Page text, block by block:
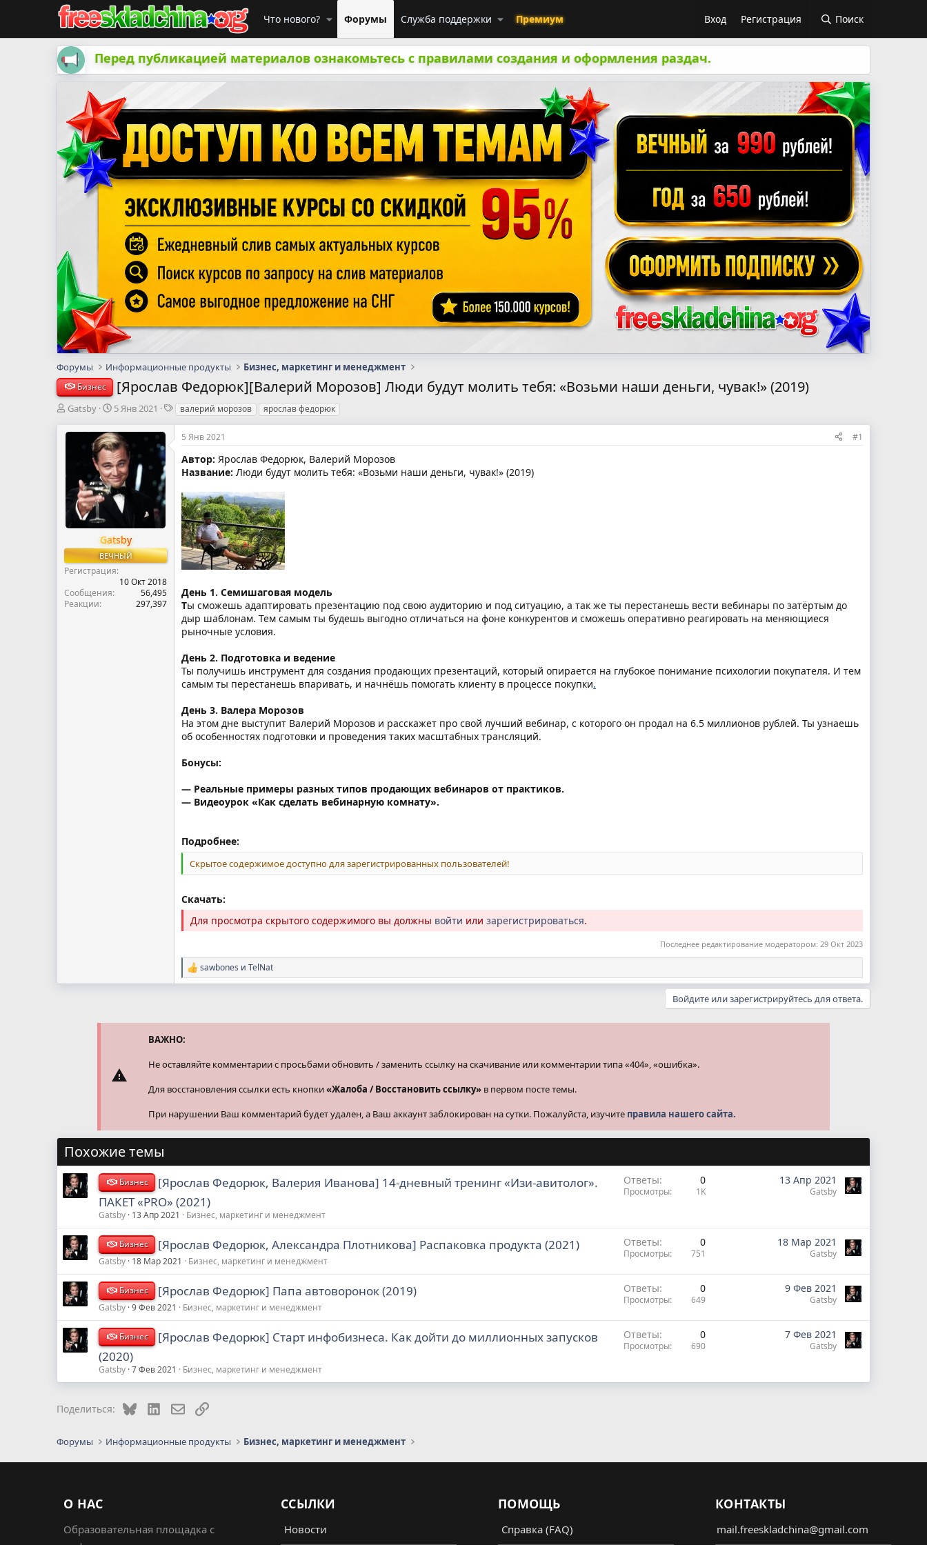
Что нового? Форумы Служба поддержки Премиум Вход Регистрация Поиск
Перед публикацией материалов ознакомьтесь с правилами создания и оформления раздач.
Форумы Информационные продукты Бизнес, маркетинг и менеджмент
Бизнес [Ярослав Федорюк][Валерий Морозов] Люди будут молить тебя: «Возьми наши деньги, чувак!» (2019)
А
т
м
Gatsby
Д
т
а
н
а
ч
а
л
5 Янв 2021
Твалерий морозов ярослав федорюк
Gatsby
ВЕЧНЫЙ
Регистрация
10 Окт 2018
Сообщения
56,495
Реакции
297,397
5 Янв 2021 #1
Автор: Ярослав Федорюк, Валерий Морозов
Название: Люди будут молить тебя: «Возьми наши деньги, чувак!» (2019)
День 1. Семишаговая модель
Ты сможешь адаптировать презентацию под свою аудиторию и под ситуацию, а так же ты перестанешь вести вебинары по затёртым до
дыр шаблонам. Тем самым ты будешь выгодно отличаться на фоне конкурентов и сможешь оперативно реагировать на меняющиеся
рыночные условия.
День 2. Подготовка и ведение
Ты получишь инструмент для создания продающих презентаций, который опирается на глубокое понимание психологии покупателя. И тем
самым ты перестанешь впаривать, и начнёшь помогать клиенту в процессе покупки.
День 3. Валера Морозов
На этом дне выступит Валерий Морозов и расскажет про свой лучший вебинар, с которого он продал на 6.5 миллионов рублей. Ты узнаешь
об особенностях подготовки и проведения таких масштабных трансляций.
Бонусы:
— Реальные примеры разных типов продающих вебинаров от практиков.
— Видеоурок «Как сделать вебинарную комнату».
Подробнее:
Скрытое содержимое доступно для зарегистрированных пользователей!
Скачать:
Для просмотра скрытого содержимого вы должны войти или зарегистрироваться.
Последнее редактирование модератором: 29 Окт 2023
Р
е
sawbones и TelNat
Войдите или зарегистрируйтесь для ответа.
ВАЖНО:
Не оставляйте комментарии с просьбами обновить / заменить ссылку на скачивание или комментарии типа «404», «ошибка».
Для восстановления ссылки есть кнопки«Жалоба / Восстановить ссылку» в первом посте темы.
При нарушении Ваш комментарий будет удален, а Ваш аккаунт заблокирован на сутки. Пожалуйста, изучите правила нашего сайта.
Похожие темы
Бизнес
[Ярослав Федорюк, Валерия Иванова] 14-дневный тренинг «Изи-авитолог».
ПАКЕТ «PRO» (2021)
Gatsby 13 Апр 2021 Бизнес, маркетинг и менеджмент
Ответы 0
Просмотры 1K
13 Апр 2021
Gatsby
Бизнес [Ярослав Федорюк, Александра Плотникова] Распаковка продукта (2021)
Gatsby 18 Мар 2021 Бизнес, маркетинг и менеджмент
Ответы 0
Просмотры 751
18 Мар 2021
Gatsby
Бизнес [Ярослав Федорюк] Папа автоворонок (2019)
Gatsby 9 Фев 2021 Бизнес, маркетинг и менеджмент
Ответы 0
Просмотры 649
9 Фев 2021
Gatsby
Бизнес
[Ярослав Федорюк] Старт инфобизнеса. Как дойти до миллионных запусков
(2020)
Gatsby 7 Фев 2021 Бизнес, маркетинг и менеджмент
Ответы 0
Просмотры 690
7 Фев 2021
Gatsby
Поделиться: BlueskyLinkedInЭлектронная почта
Ссылка
Форумы Информационные продукты Бизнес, маркетинг и менеджмент
О НАС
Образовательная площадка с
ССЫЛКИ
Новости
ПОМОЩЬ
Справка (FAQ)
КОНТАКТЫ
mail.freeskladchina@gmail.com